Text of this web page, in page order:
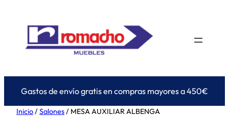
contenido
Gastos de envío gratis en compras mayores a 450€
Inicio/Salones/ MESA AUXILIAR ALBENGA